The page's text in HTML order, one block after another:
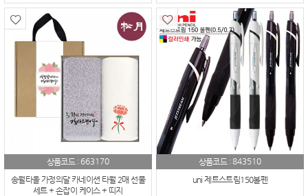
상품코드 : 663170
송월타올 가정의달 카네이션 타월 2매 선물
세트 + 손잡이 케이스 + 띠지
상품코드 :843510
uni 제트스트림150볼펜